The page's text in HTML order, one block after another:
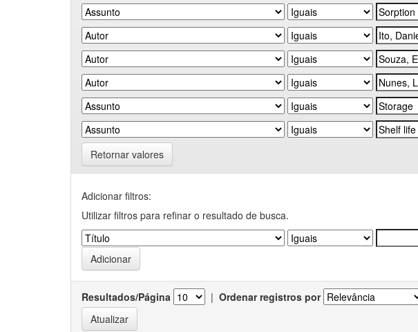
Retornar valores
Adicionar filtros:
Utilizar filtros para refinar o resultado de busca.
Resultados/Página | Ordenar registros por